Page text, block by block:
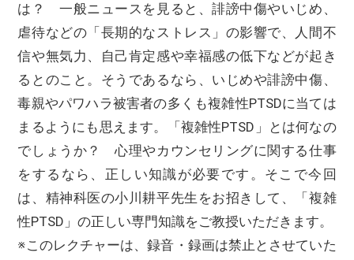
は？ 一般ニュースを見ると、誹謗中傷やいじめ、
虐待などの「長期的なストレス」の影響で、人間不
信や無気力、自己肯定感や幸福感の低下などが起き
るとのこと。そうであるなら、いじめや誹謗中傷、
毒親やパワハラ被害者の多くも複雑性PTSDに当ては
まるようにも思えます。「複雑性PTSD」とは何なの
でしょうか？ 心理やカウンセリングに関する仕事
をするなら、正しい知識が必要です。そこで今回
は、精神科医の小川耕平先生をお招きして、「複雑
性PTSD」の正しい専門知識をご教授いただきます。
※このレクチャーは、録音・録画は禁止とさせていた